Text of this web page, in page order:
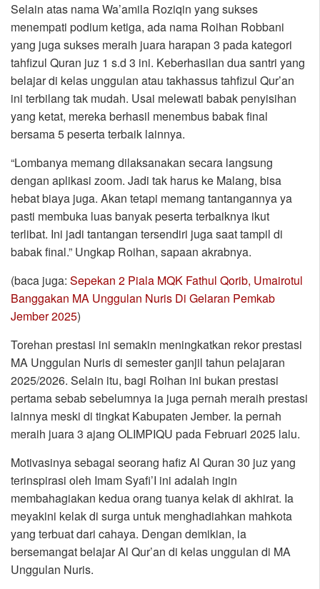
Selain atas nama Wa’amila Roziqin yang sukses
menempati podium ketiga, ada nama Roihan Robbani
yang juga sukses meraih juara harapan 3 pada kategori
tahfizul Quran juz 1 s.d 3 ini. Keberhasilan dua santri yang
belajar di kelas unggulan atau takhassus tahfizul Qur’an
ini terbilang tak mudah. Usai melewati babak penyisihan
yang ketat, mereka berhasil menembus babak final
bersama 5 peserta terbaik lainnya.
“Lombanya memang dilaksanakan secara langsung
dengan aplikasi zoom. Jadi tak harus ke Malang, bisa
hebat biaya juga. Akan tetapi memang tantangannya ya
pasti membuka luas banyak peserta terbaiknya ikut
terlibat. Ini jadi tantangan tersendiri juga saat tampil di
babak final.” Ungkap Roihan, sapaan akrabnya.
(baca juga: Sepekan 2 Piala MQK Fathul Qorib, Umairotul
Banggakan MA Unggulan Nuris Di Gelaran Pemkab
Jember 2025)
Torehan prestasi ini semakin meningkatkan rekor prestasi
MA Unggulan Nuris di semester ganjil tahun pelajaran
2025/2026. Selain itu, bagi Roihan ini bukan prestasi
pertama sebab sebelumnya ia juga pernah meraih prestasi
lainnya meski di tingkat Kabupaten Jember. Ia pernah
meraih juara 3 ajang OLIMPIQU pada Februari 2025 lalu.
Motivasinya sebagai seorang hafiz Al Quran 30 juz yang
terinspirasi oleh Imam Syafi’I ini adalah ingin
membahagiakan kedua orang tuanya kelak di akhirat. Ia
meyakini kelak di surga untuk menghadiahkan mahkota
yang terbuat dari cahaya. Dengan demikian, ia
bersemangat belajar Al Qur’an di kelas unggulan di MA
Unggulan Nuris.